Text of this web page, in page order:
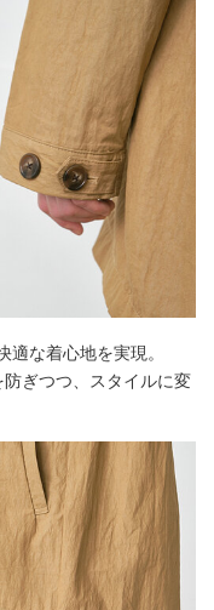
な着心地を実現。
ぎつつ、スタイルに変